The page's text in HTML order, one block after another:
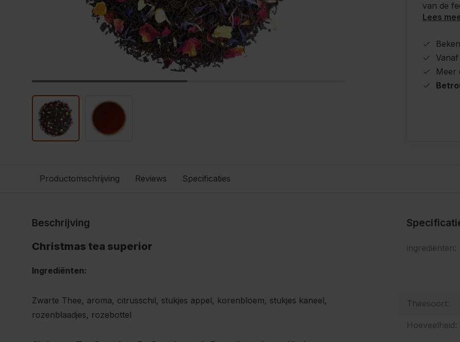
van de
Lees
Meer
Productomschrijving Reviews Specificaties
Beschrijving
Christmas tea superior
Ingrediënten:
Zwarte Thee, aroma, citrusschil, stukjes appel, korenbloem, stukjes kaneel,
rozenblaadjes, rozebottel
ingrediënten:
Theesoort:
Hoeveelheid: